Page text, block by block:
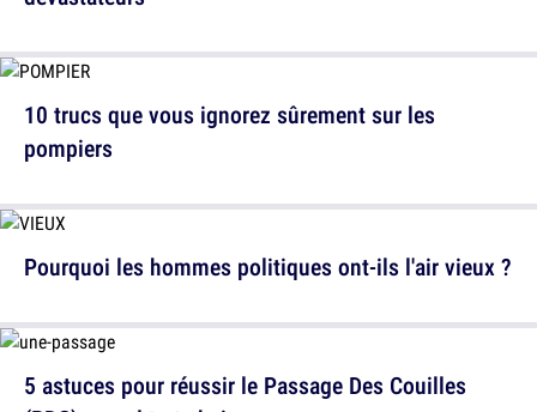
10 trucs que vous ignorez sûrement sur les
pompiers
5 astuces pour réussir le Passage Des Couilles
Pourquoi les hommes politiques ont-ils l'air vieux ?